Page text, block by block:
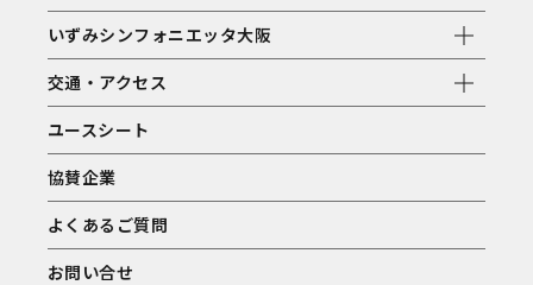
いずみシンフォニエッタ大阪
交通・アクセス
ユースシート
協賛企業
よくあるご質問
お問い合せ